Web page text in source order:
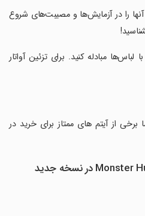
را در آزمایش‌ها و مصیبت‌های شروع
لباس‌ها مبادله کنید. برای تزئین آواتار
از آیتم های ممتاز برای خرید در